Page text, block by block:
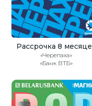
Рассрочка 8
«Черепаха»
«Банк ВТБ»